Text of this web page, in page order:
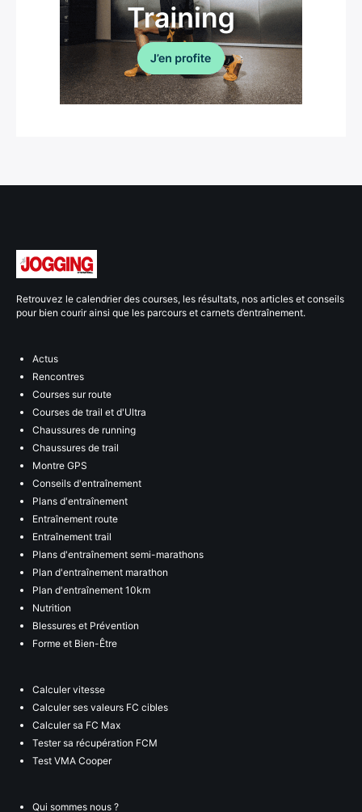
Retrouvez le calendrier des courses, les résultats, nos articles et conseils
pour bien courir ainsi que les parcours et carnets d’entraînement.
Actus
Rencontres
Courses sur route
Courses de trail et d'Ultra
Chaussures de running
Chaussures de trail
Montre GPS
Conseils d'entraînement
Plans d'entraînement
Entraînement route
Entraînement trail
Plans d'entraînement semi-marathons
Plan d'entraînement marathon
Plan d'entraînement 10km
Nutrition
Blessures et Prévention
Forme et Bien-Être
Calculer vitesse
Calculer ses valeurs FC cibles
Calculer sa FC Max
Tester sa récupération FCM
Test VMA Cooper
Qui sommes nous ?